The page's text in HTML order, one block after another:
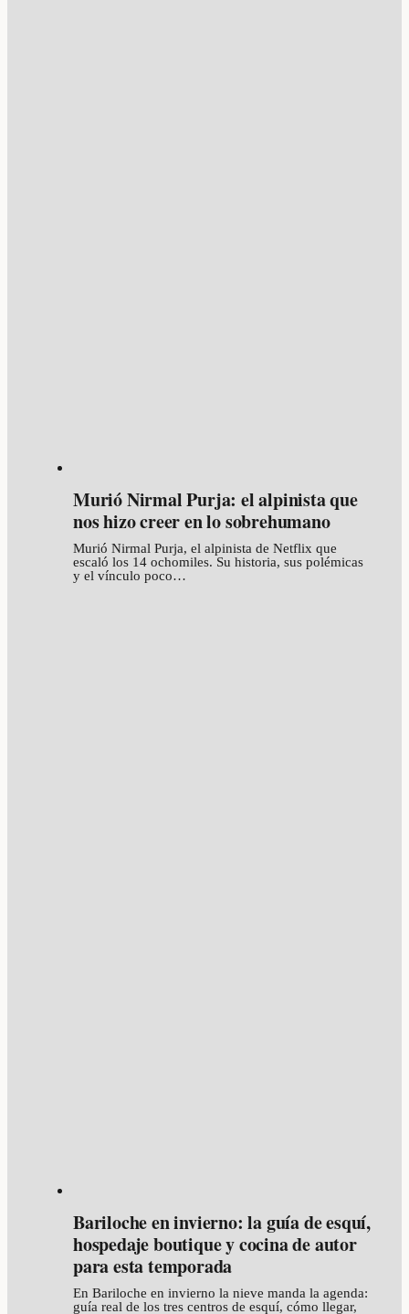
Murió Nirmal Purja: el alpinista que
nos hizo creer en lo sobrehumano
Murió Nirmal Purja, el alpinista de Netflix que
escaló los 14 ochomiles. Su historia, sus polémicas
y el vínculo poco…
Bariloche en invierno: la guía de esquí,
hospedaje boutique y cocina de autor
para esta temporada
En Bariloche en invierno la nieve manda la agenda:
guía real de los tres centros de esquí, cómo llegar,